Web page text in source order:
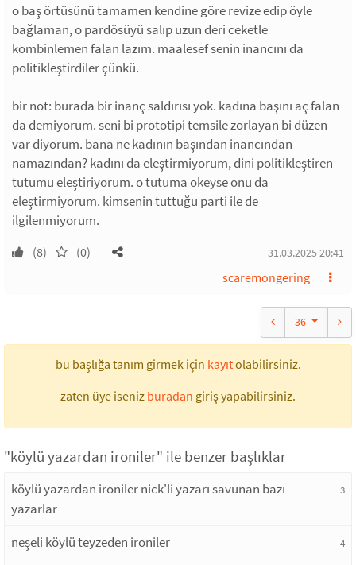
o baş örtüsünü tamamen kendine göre revize edip öyle
bağlaman, o pardösüyü salıp uzun deri ceketle
kombinlemen falan lazım. maalesef senin inancını da
politikleştirdiler çünkü.
bir not: burada bir inanç saldırısı yok. kadına başını aç falan
da demiyorum. seni bi prototipi temsile zorlayan bi düzen
var diyorum. bana ne kadının başından inancından
namazından? kadını da eleştirmiyorum, dini politikleştiren
tutumu eleştiriyorum. o tutuma okeyse onu da
eleştirmiyorum. kimsenin tuttuğu parti ile de
ilgilenmiyorum.
(8) (0) 31.03.2025 20:41
scaremongering
36
bu başlığa tanım girmek için kayıtolabilirsiniz.
zaten üye iseniz buradan giriş yapabilirsiniz.
"köylü yazardan ironiler" ile benzer başlıklar
köylü yazardan ironiler nick'li yazarı savunan bazı
yazarlar
3
neşeli köylü teyzeden ironiler 4